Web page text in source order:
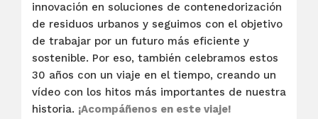
innovación en soluciones de contenedorización
de residuos urbanos y seguimos con el objetivo
de trabajar por un futuro más eficiente y
sostenible. Por eso, también celebramos estos
30 años con un viaje en el tiempo, creando un
vídeo con los hitos más importantes de nuestra
historia. ¡Acompáñenos en este viaje!